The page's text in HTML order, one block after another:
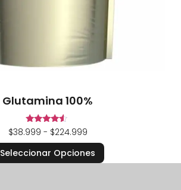
Glutamina 100%
Valorado
4.33
de 5
$38.999 - $224.999
Seleccionar Opciones